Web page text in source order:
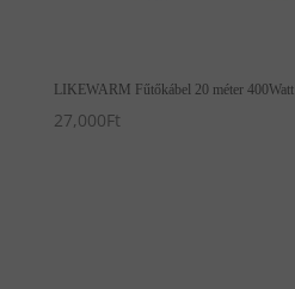
LIKEWARM Fűtőkábel 20 méter 400Watt
27,000Ft